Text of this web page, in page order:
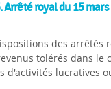
Arrêté royal du 15
des arrêtés
tolérés dans le
d'activités lucratives